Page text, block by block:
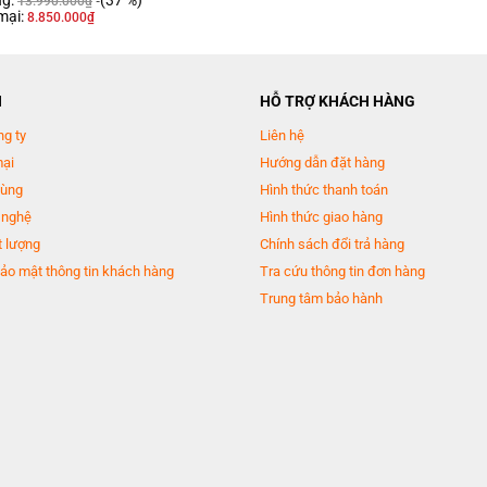
Thông tin lắp đặt
Kích thước – Khối lượng:
Cao 84.5 cm – Ngang 59.6 cm –
Chiều dài ống cấp nước:
165 cm
Panasonic
8.850.000₫
ty
lượng
mật thông tin khách hàng
HỖ TRỢ KHÁCH HÀNG
Liên hệ
Hướng dẫn đặt hàng
Hình thức thanh toán
Hình thức giao hàng
Chính sách đổi trả hàng
Tra cứu thông tin đơn hàng
Trung tâm bảo hành